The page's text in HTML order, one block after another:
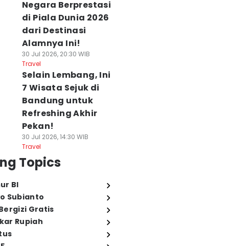
Negara Berprestasi
di Piala Dunia 2026
dari Destinasi
Alamnya Ini!
30 Jul 2026, 20:30 WIB
Travel
Selain Lembang, Ini
7 Wisata Sejuk di
Bandung untuk
Refreshing Akhir
Pekan!
30 Jul 2026, 14:30 WIB
Travel
Topics
BI
Subianto
Gratis
Rupiah